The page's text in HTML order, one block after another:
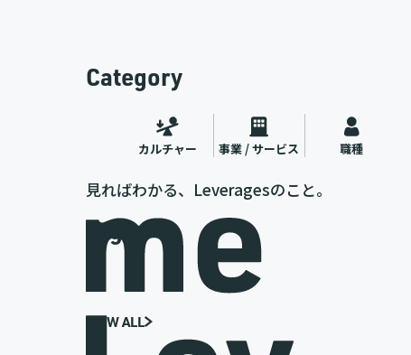
見ればわかる、Leveragesのこと。
Category
カルチャー 事業 / サービス 職種
Tags
VIEW ALL